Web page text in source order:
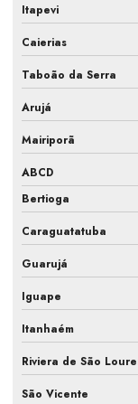
Manutenção
Manutenção
Manutenção preventiva
Manutenção
Manutenção
Manutenção
Manutenção
Manutenção de
Itapevi
Caierias
Taboão da Serra
Arujá
Mairiporã
ABCD
Bertioga
Caraguatatuba
Guarujá
Iguape
Itanhaém
Riviera de São
São Vicente